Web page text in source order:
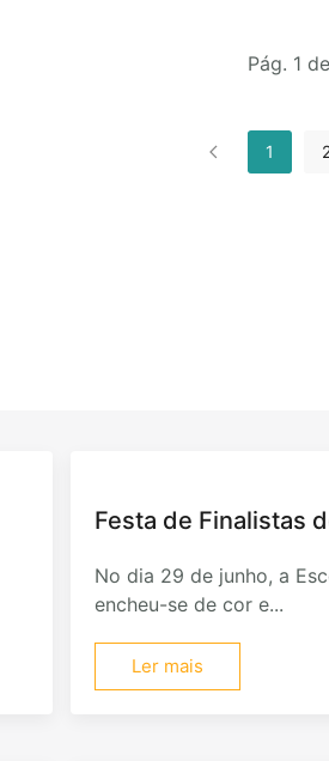
Pág. 1
1
Festa de Finalistas
No dia 29 de junho, a
encheu-se de cor e...
Ler mais